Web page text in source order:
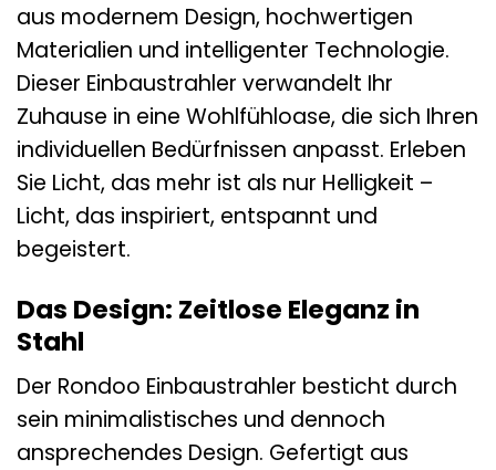
aus modernem Design, hochwertigen
Materialien und intelligenter Technologie.
Dieser Einbaustrahler verwandelt Ihr
Zuhause in eine Wohlfühloase, die sich Ihren
individuellen Bedürfnissen anpasst. Erleben
Sie Licht, das mehr ist als nur Helligkeit –
Licht, das inspiriert, entspannt und
begeistert.
Das Design: Zeitlose Eleganz in
Stahl
Der Rondoo Einbaustrahler besticht durch
sein minimalistisches und dennoch
ansprechendes Design. Gefertigt aus